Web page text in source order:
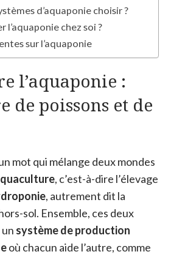
d’aquaponie choisir ?
l’aquaponie chez soi ?
sur l’aquaponie
l’aquaponie :
de poissons et de
mot qui mélange deux mondes
, c’est-à-dire l’élevage
, autrement dit la
sol. Ensemble, ces deux
système de production
où chacun aide l’autre, comme